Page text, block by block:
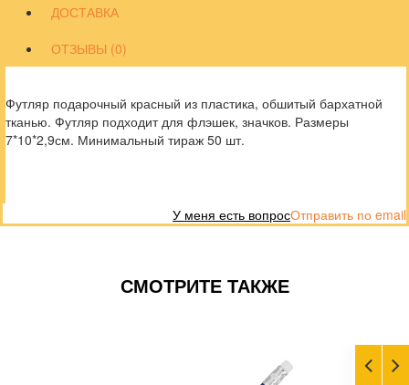
ДОСТАВКА
ОТЗЫВЫ (0)
Футляр подарочный красный из пластика, обшитый бархатной
тканью. Футляр подходит для флэшек, значков. Размеры
7*10*2,9см. Минимальный тираж 50 шт.
Отправить по email
У меня есть вопрос
СМОТРИТЕ ТАКЖЕ